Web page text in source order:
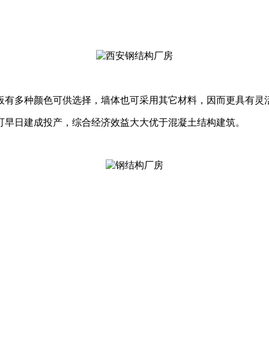
多种颜色可供选择，墙体也可采用其它材料，因而更具有灵
日建成投产，综合经济效益大大优于混凝土结构建筑。